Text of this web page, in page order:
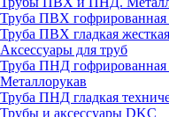
Труба ПВХ гофрированная
Труба ПВХ гладкая жесткая
Аксессуары для труб
Труба ПНД гофрированная
Металлорукав
Труба ПНД гладкая
Трубы и аксессуары DKC